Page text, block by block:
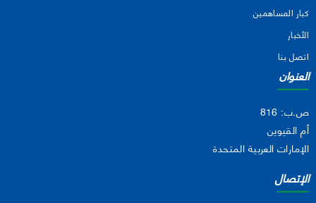
كبار المساهمين
الأخبار
اتصل بنا
العنوان
ص.ب: 816
أم القيوين
الإمارات العربية المتحدة
الإتصال